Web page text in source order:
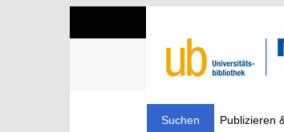
Suchen Publizieren